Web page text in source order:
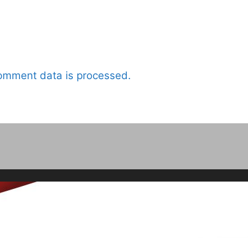
data is processed.